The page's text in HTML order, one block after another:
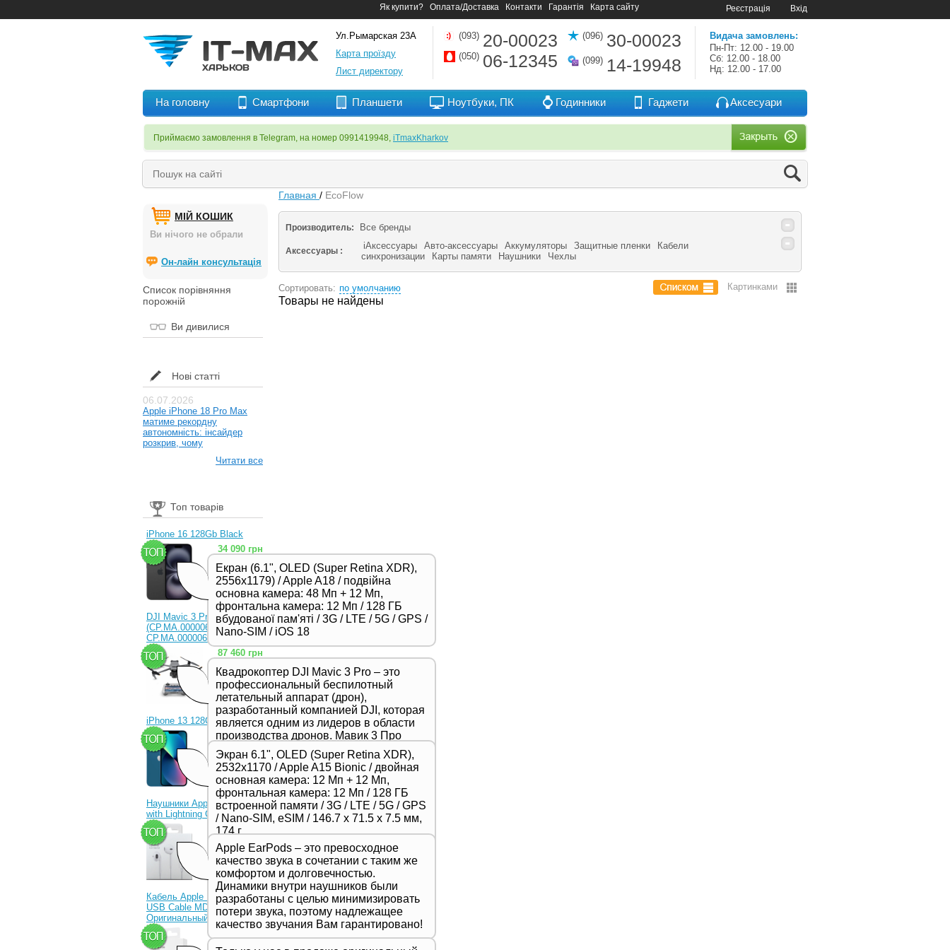
Як купити? Оплата/Доставка Контакти Гарантія Карта сайту Реєстрація Вхід
Ул.Рымарская 23А
Карта проїзду
Лист директору
(093) 20-00023
(050) 06-12345
(096) 30-00023
(099) 14-19948
Видача замовлень:
Пн-Пт: 12.00 - 19.00
Сб: 12.00 - 18.00
Нд: 12.00 - 17.00
На головну Смартфони Планшети Ноутбуки, ПК Годинники Гаджети Аксесуари
Приймаємо замовлення в Telegram, на номер 0991419948, iTmaxKharkov
МІЙ КОШИК
Ви нічого не обрали
Он-лайн консультація
Список порівняння
порожній
Ви дивилися
Нові статті
06.07.2026
Apple iPhone 18 Pro Max
матиме рекордну
автономність: інсайдер
розкрив, чому
Читати все
Топ товарів
iPhone 16 128Gb Black
Екран (6.1", OLED (Super Retina XDR),
2556x1179) / Apple A18 / подвійна
основна камера: 48 Мп + 12 Мп,
фронтальна камера: 12 Мп / 128 ГБ
вбудованої пам'яті / 3G / LTE / 5G / GPS /
Nano-SIM / iOS 18
34 090 грн
DJI Mavic 3 Pro (RC)
(CP.MA.00000654.01,
CP.MA.00000656.01)
Квадрокоптер DJI Mavic 3 Pro – это
профессиональный беспилотный
летательный аппарат (дрон),
разработанный компанией DJI, которая
является одним из лидеров в области
производства дронов. Мавик 3 Про
представляет собой новейшую модель
в серии Mavic и отличается высоким
качеством съемки, продвинутыми
функциями и улучшенной
производительностью,
предназначенной для
профессиональных фотографов и
видеооператоров.
87 460 грн
iPhone 13 128Gb Blue
Экран 6.1", OLED (Super Retina XDR),
2532x1170 / Apple A15 Bionic / двойная
основная камера: 12 Мп + 12 Мп,
фронтальная камера: 12 Мп / 128 ГБ
встроенной памяти / 3G / LTE / 5G / GPS
/ Nano-SIM, eSIM / 146.7 х 71.5 х 7.5 мм,
174 г
23 330 грн
Наушники Apple EarPods
with Lightning Connector
Apple EarPods – это превосходное
качество звука в сочетании с таким же
комфортом и долговечностью.
Динамики внутри наушников были
разработаны с целью минимизировать
потери звука, поэтому надлежащее
качество звучания Вам гарантировано!
1 350 грн
Кабель Apple Lightning to
USB Cable MD818ZM
Оригинальный!
Главная / EcoFlow
Производитель: Все бренды
Аксессуары : iАксессуары Авто-аксессуары Аккумуляторы Защитные пленки
Кабели
синхронизации
Карты памяти Наушники Чехлы
Сортировать: по умолчанию
Товары не найдены